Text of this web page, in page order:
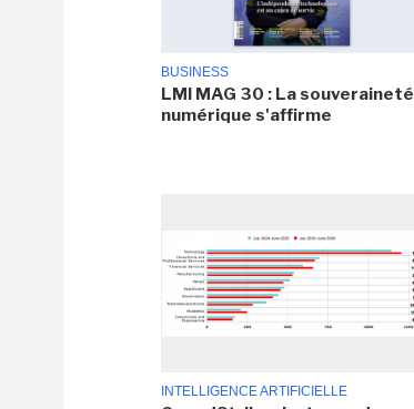
BUSINESS
LMI MAG 30 : La souveraineté
numérique s'affirme
INTELLIGENCE ARTIFICIELLE